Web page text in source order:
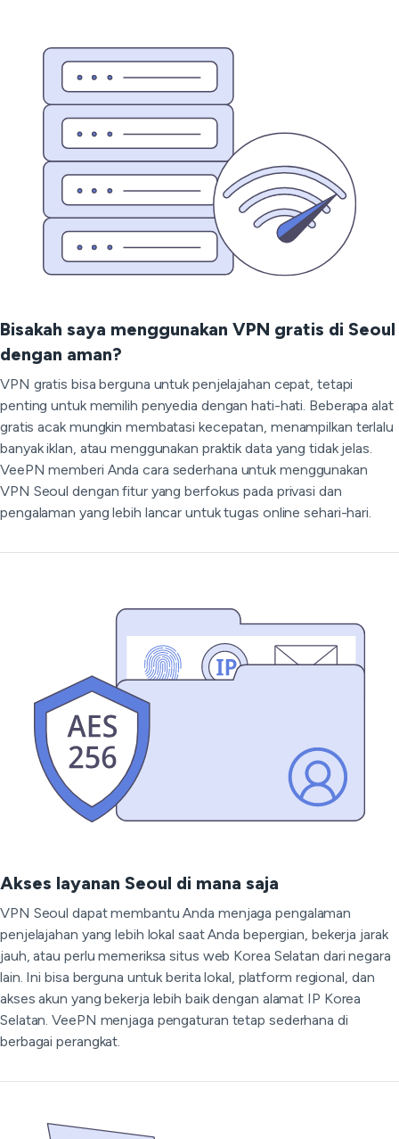
Bisakah saya menggunakan VPN gratis di Seoul
dengan aman?
VPN gratis bisa berguna untuk penjelajahan cepat, tetapi
penting untuk memilih penyedia dengan hati-hati. Beberapa alat
gratis acak mungkin membatasi kecepatan, menampilkan terlalu
banyak iklan, atau menggunakan praktik data yang tidak jelas.
VeePN memberi Anda cara sederhana untuk menggunakan
VPN Seoul dengan fitur yang berfokus pada privasi dan
pengalaman yang lebih lancar untuk tugas online sehari-hari.
Akses layanan Seoul di mana saja
VPN Seoul dapat membantu Anda menjaga pengalaman
penjelajahan yang lebih lokal saat Anda bepergian, bekerja jarak
jauh, atau perlu memeriksa situs web Korea Selatan dari negara
lain. Ini bisa berguna untuk berita lokal, platform regional, dan
akses akun yang bekerja lebih baik dengan alamat IP Korea
Selatan. VeePN menjaga pengaturan tetap sederhana di
berbagai perangkat.